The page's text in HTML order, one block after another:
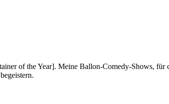
of the Year]. Meine Ballon-Comedy-Shows,